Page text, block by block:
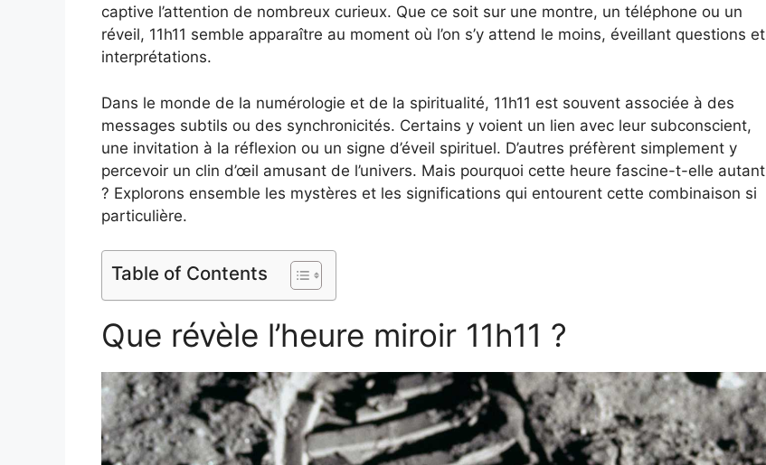
captive l’attention de nombreux curieux. Que ce soit sur une montre, un téléphone ou un
réveil, 11h11 semble apparaître au moment où l’on s’y attend le moins, éveillant questions et
interprétations.
Dans le monde de la numérologie et de la spiritualité, 11h11 est souvent associée à des
messages subtils ou des synchronicités. Certains y voient un lien avec leur subconscient,
une invitation à la réflexion ou un signe d’éveil spirituel. D’autres préfèrent simplement y
percevoir un clin d’œil amusant de l’univers. Mais pourquoi cette heure fascine-t-elle autant
? Explorons ensemble les mystères et les significations qui entourent cette combinaison si
particulière.
Table of Contents
Que révèle l’heure miroir 11h11 ?